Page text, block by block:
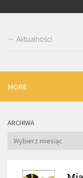
Aktualności
MORE
ARCHIWA
Archiwa